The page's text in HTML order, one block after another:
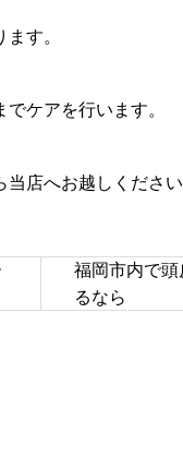
す。
ケアを行います。
店へお越しください
福岡市内で
るなら